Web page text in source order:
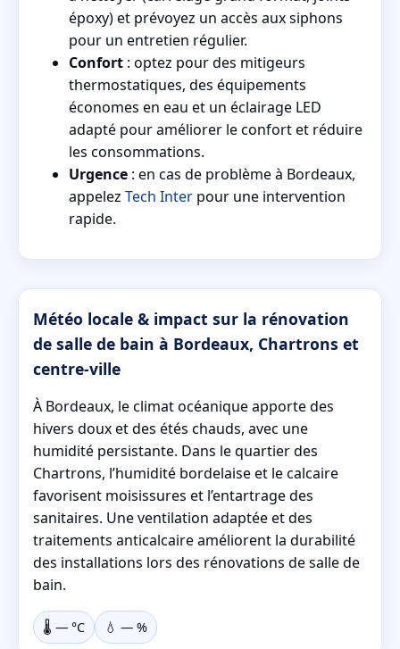
époxy) et prévoyez un accès aux siphons
pour un entretien régulier.
Confort : optez pour des mitigeurs
thermostatiques, des équipements
économes en eau et un éclairage LED
adapté pour améliorer le confort et réduire
les consommations.
Urgence : en cas de problème à Bordeaux,
appelez Tech Inter pour une intervention
rapide.
Météo locale & impact sur la rénovation
de salle de bain à Bordeaux, Chartrons et
centre-ville
À Bordeaux, le climat océanique apporte des
hivers doux et des étés chauds, avec une
humidité persistante. Dans le quartier des
Chartrons, l’humidité bordelaise et le calcaire
favorisent moisissures et l’entartrage des
sanitaires. Une ventilation adaptée et des
traitements anticalcaire améliorent la durabilité
des installations lors des rénovations de salle de
bain.
🌡️ — °C 💧 — %